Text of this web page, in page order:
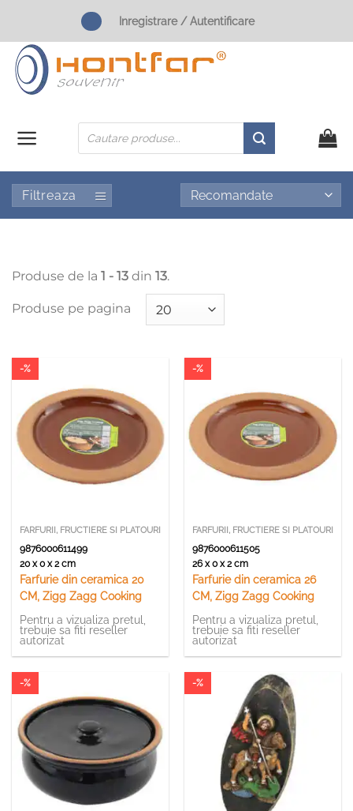
content
Inregistrare / Autentificare
Products
search
Filtreaza
Produse de la 1 - 13 din 13.
Produse pe pagina
-%
FARFURII, FRUCTIERE SI PLATOURI
9876000611499
20 x 0 x 2 cm
Farfurie din ceramica 20
CM, Zigg Zagg Cooking
Pentru a vizualiza pretul,
trebuie sa fiti reseller
autorizat
-%
FARFURII, FRUCTIERE SI PLATOURI
9876000611505
26 x 0 x 2 cm
Farfurie din ceramica 26
CM, Zigg Zagg Cooking
Pentru a vizualiza pretul,
trebuie sa fiti reseller
autorizat
-% -%